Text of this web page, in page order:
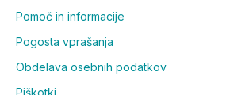
Pomoč in informacije
Pogosta vprašanja
Obdelava osebnih podatkov
Piškotki